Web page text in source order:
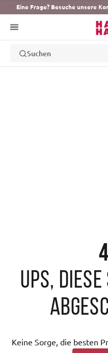
Eine Frage? Besuche unsere
Suchen
Ups,
Keine Sorge, die besten